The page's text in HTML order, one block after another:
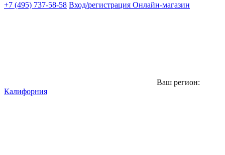
+7 (495) 737-58-58 Вход/регистрация Онлайн-магазин
Ваш регион:
Калифорния